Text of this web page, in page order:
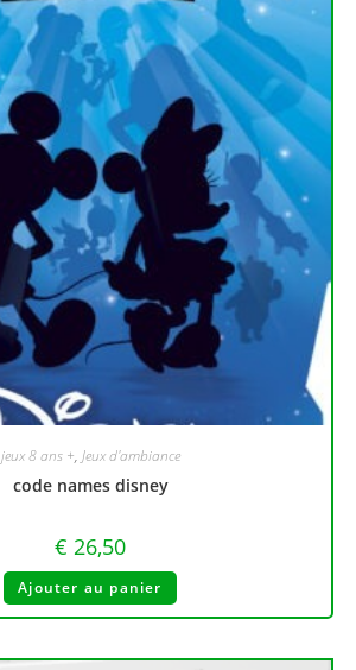
jeux 8 ans +, Jeux d'ambiance
code names disney
€ 26,50
Ajouter au panier